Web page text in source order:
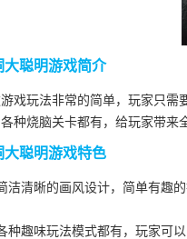
大聪明游戏简介
戏玩法非常的简单，玩家只需
种烧脑关卡都有，给玩家带来
大聪明游戏特色
洁清晰的画风设计，简单有趣
种趣味玩法模式都有，玩家可